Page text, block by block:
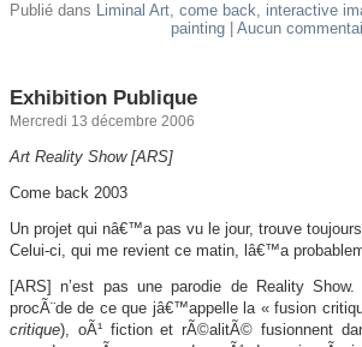
Publié dans Liminal Art, come back, interactive
painting
Aucun
Exhibition Publique
Mercredi 13 décembre 2006
Art Reality Show [ARS]
Come back 2003
Un projet qui nâ€™a pas vu le jour, trouve
Celui-ci, qui me revient ce matin, lâ€™a
[ARS] n’est pas une parodie de Reality
procÃ¨de de ce que jâ€™appelle la « fusion
critique), oÃ¹ fiction et rÃ©alitÃ© fusionnent